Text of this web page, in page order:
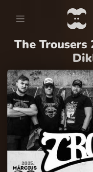
The Trousers